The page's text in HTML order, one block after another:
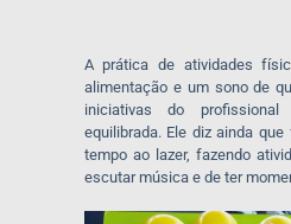
A prática de atividades
alimentação e um sono de
iniciativas do
equilibrada. Ele diz ainda
tempo ao lazer, fazendo
escutar música e de ter